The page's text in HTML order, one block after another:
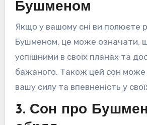
Бушменом
Якщо у вашому сні ви полюєте
Бушменом, це може означати,
успішними в своїх планах та
бажаного. Також цей сон може
вашу силу та впевненість у
3. Сон про